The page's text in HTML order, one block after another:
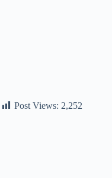
Post Views: 2,252